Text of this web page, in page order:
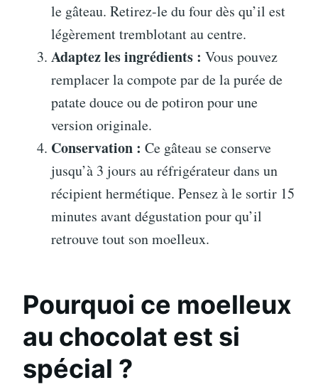
le gâteau. Retirez-le du four dès qu’il est
légèrement tremblotant au centre.
Adaptez les ingrédients : Vous pouvez
remplacer la compote par de la purée de
patate douce ou de potiron pour une
version originale.
Conservation : Ce gâteau se conserve
jusqu’à 3 jours au réfrigérateur dans un
récipient hermétique. Pensez à le sortir 15
minutes avant dégustation pour qu’il
retrouve tout son moelleux.
Pourquoi ce moelleux
au chocolat est si
spécial ?